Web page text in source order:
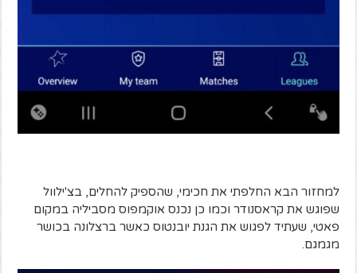
למחזור הבא החלפתי את חכימי, שהספיק להחלים, בצ'ילוול
שפוגש את קראסנודר וכמו כן נכנס אוקמפוס מסביליה במקום
פאטי, שעתיד לפגוש את הגנת יובנטוס כאשר ברצלונה בכושר
מגמגם.